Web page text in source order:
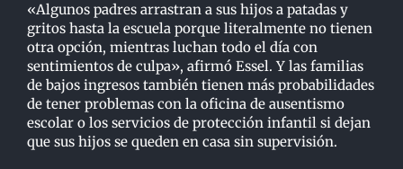
«Algunos padres arrastran a sus hijos a patadas y
gritos hasta la escuela porque literalmente no tienen
otra opción, mientras luchan todo el día con
sentimientos de culpa», afirmó Essel. Y las familias
de bajos ingresos también tienen más probabilidades
de tener problemas con la oficina de ausentismo
escolar o los servicios de protección infantil si dejan
que sus hijos se queden en casa sin supervisión.